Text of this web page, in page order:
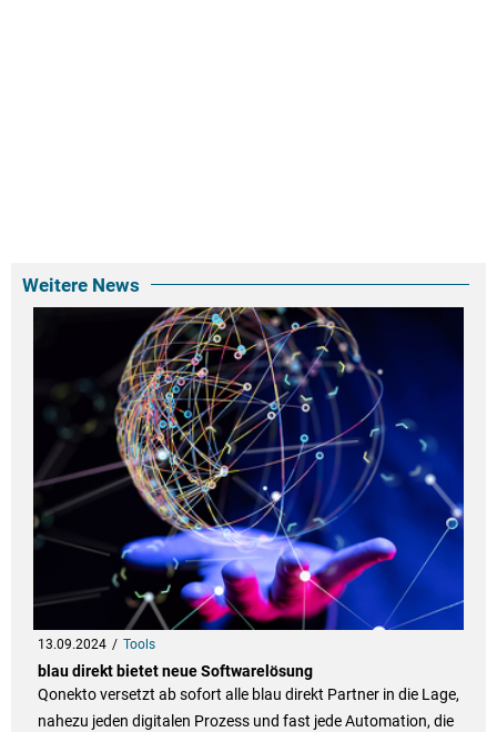
Weitere News
13.09.2024 Tools
blau direkt bietet neue Softwarelösung
Qonekto versetzt ab sofort alle blau direkt Partner in die Lage,
nahezu jeden digitalen Prozess und fast jede Automation, die